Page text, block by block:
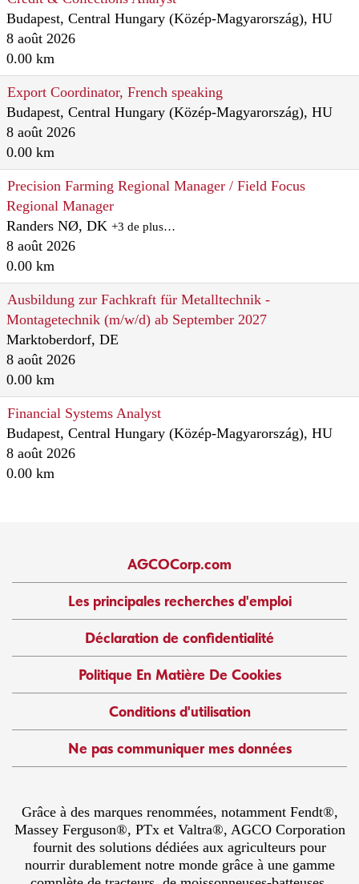
Budapest, Central Hungary (Közép-Magyarország), HU
8 août 2026
0.00 km
Export Coordinator, French speaking
Budapest, Central Hungary (Közép-Magyarország), HU
8 août 2026
0.00 km
Precision Farming Regional Manager / Field Focus
Regional Manager
Randers NØ, DK +3 de plus…
8 août 2026
0.00 km
Ausbildung zur Fachkraft für Metalltechnik -
Montagetechnik (m/w/d) ab September 2027
Marktoberdorf, DE
8 août 2026
0.00 km
Financial Systems Analyst
Budapest, Central Hungary (Közép-Magyarország), HU
8 août 2026
0.00 km
AGCOCorp.com
Les principales recherches d'emploi
Déclaration de confidentialité
Politique En Matière De Cookies
Conditions d'utilisation
Ne pas communiquer mes données
Grâce à des marques renommées, notamment Fendt®,
Massey Ferguson®, PTx et Valtra®, AGCO Corporation
fournit des solutions dédiées aux agriculteurs pour
nourrir durablement notre monde grâce à une gamme